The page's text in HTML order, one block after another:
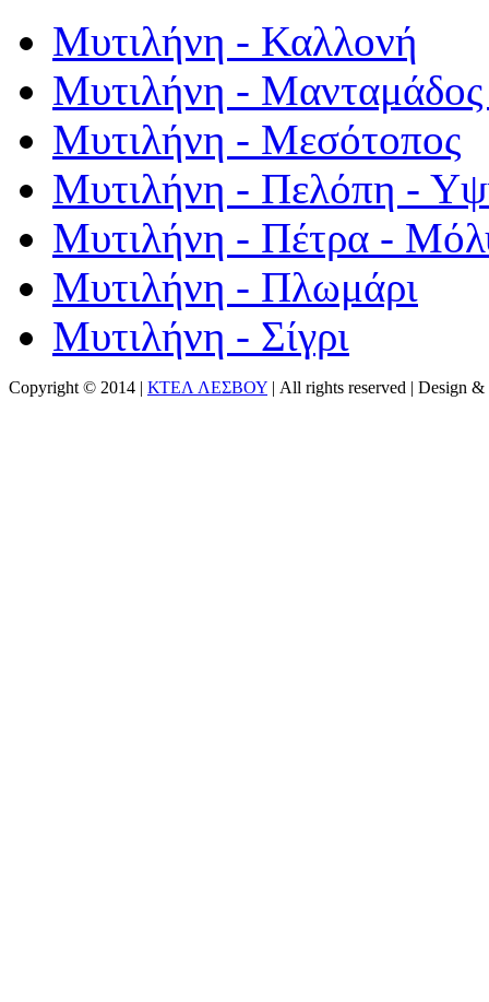
Μυτιλήνη - Καλλονή
Μυτιλήνη - Μανταμάδος
Μυτιλήνη - Μεσότοπος
Μυτιλήνη - Πελόπη -
Μυτιλήνη - Πέτρα -
Μυτιλήνη - Πλωμάρι
Μυτιλήνη - Σίγρι
Copyright © 2014 | ΚΤΕΛ ΛΕΣΒΟΥ | All rights reserved | Design &